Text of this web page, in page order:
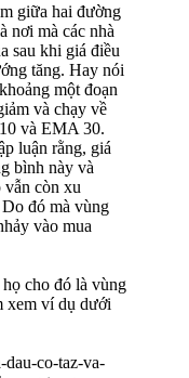
giữa hai đường
nơi mà các nhà
sau khi giá điều
tăng. Hay nói
một đoạn
và chạy về
và EMA 30.
luận rằng, giá
bình này và
vẫn còn xu
đó mà vùng
vào mua
cho đó là vùng
xem ví dụ dưới